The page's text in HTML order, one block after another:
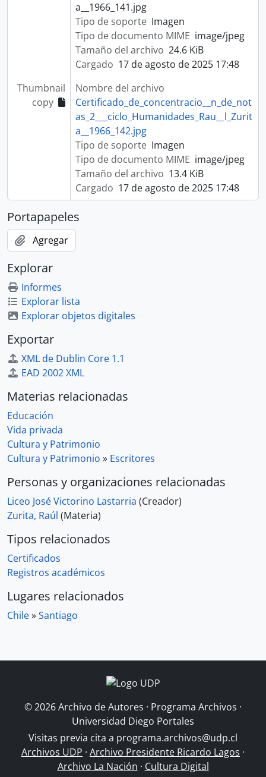
a__1966_141.jpg
Tipo de soporte Imagen
Tipo de documento MIME image/jpeg
Tamaño del archivo 24.6 KiB
Cargado 17 de agosto de 2025 17:48
Thumbnail
copy
Nombre del archivo
Certificado_de_concentracio__n_de_not
as_2___ciclo_Humanidades_Rau__l_Zurit
a__1966_142.jpg
Tipo de soporte Imagen
Tipo de documento MIME image/jpeg
Tamaño del archivo 13.4 KiB
Cargado 17 de agosto de 2025 17:48
Portapapeles
Agregar
Explorar
Informes
Explorar lista
Explorar objetos digitales
Exportar
XML de Dublin Core 1.1
EAD 2002 XML
Materias relacionadas
Educación
Vida privada
Cultura y Patrimonio
Cultura y Patrimonio » Escritores
Personas y organizaciones relacionadas
Liceo José Victorino Lastarria (Creador)
Zurita, Raúl (Materia)
Tipos relacionados
Certificados
Registros académicos
Lugares relacionados
Chile»Santiago
© 2026 Archivo de Autores · Programa Archivos ·
Universidad Diego Portales
Visitas previa cita a programa.archivos@udp.cl
Archivos UDP · Archivo Presidente Ricardo Lagos ·
Archivo La Nación · Cultura Digital